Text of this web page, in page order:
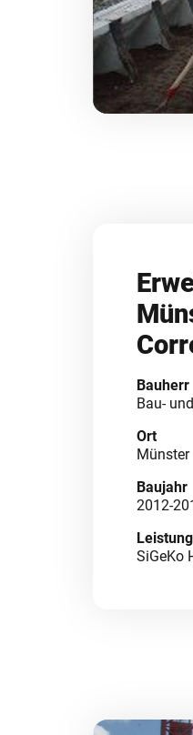
Bauherr
Bau-
Ort
Münster
Baujahr
2012-
Leistung
SiGeKo